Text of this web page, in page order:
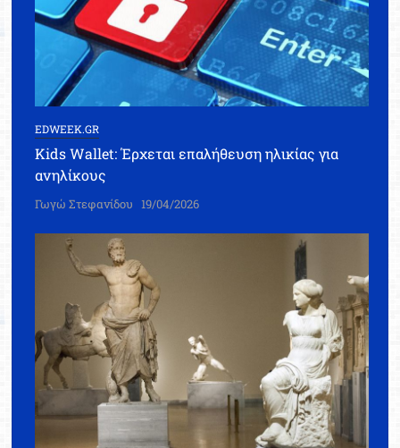
EDWEEK.GR
Kids Wallet: Έρχεται επαλήθευση ηλικίας για
ανηλίκους
Γωγώ Στεφανίδου 19/04/2026